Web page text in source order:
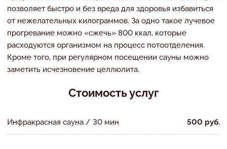
позволяет быстро и без вреда для здоровья избавиться
от нежелательных килограммов. За одно такое лучевое
прогревание можно «сжечь» 800 ккал, которые
расходуются организмом на процесс потоотделения.
Кроме того, при регулярном посещении сауны можно
заметить исчезновение целлюлита.
Стоимость услуг
Инфракрасная сауна / 30 мин 500 руб.